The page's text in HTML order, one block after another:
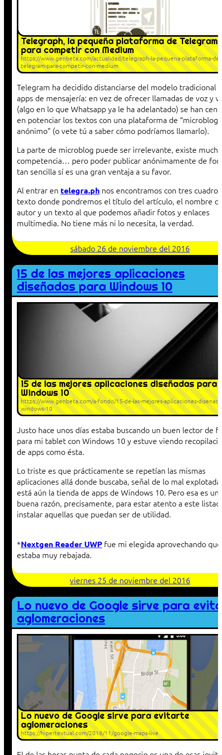
Telegraph, la pequeña plataforma de Telegram
para competir con Medium
https://www.genbeta.com/actualidad/telegraph-la-pequena-plataforma-de-
telegram-para-competir-con-medium
Telegram ha decidido distanciarse del modelo tradicional
apps de mensajería: en vez de ofrecer llamadas de voz y
(algo en lo que Whatsapp ya le ha adelantado) se han
en potenciar los textos con una plataforma de
anónimo” (o vete tú a saber cómo podríamos llamarlo).
La parte de microblog puede ser irrelevante, existe mucha
competencia… pero poder publicar anónimamente de
tan sencilla sí es una gran ventaja a su favor.
Al entrar en telegra.ph nos encontramos con tres
texto donde pondremos el título del artículo, el nombre
autor y un texto al que podemos añadir fotos y enlaces
multimedia. No tiene más ni lo necesita, la verdad.
sábado 26 de noviembre del 2016
15 de las mejores aplicaciones
diseñadas para Windows 10
15 de las mejores aplicaciones diseñadas para
Windows 10
https://www.genbeta.com/a-fondo/15-de-las-mejores-aplicaciones-
windows-10
Justo hace unos días estaba buscando un buen lector de
para mi tablet con Windows 10 y estuve viendo
de apps como ésta.
Lo triste es que prácticamente se repetían las mismas
aplicaciones allá donde buscaba, señal de lo mal
está aún la tienda de apps de Windows 10. Pero esa es
buena razón, precisamente, para estar atento a este
instalar aquellas que puedan ser de utilidad.
*Nextgen Reader UWP fue mi elegida aprovechando que
estaba muy rebajada.
viernes 25 de noviembre del 2016
Lo nuevo de Google sirve para
aglomeraciones
Lo nuevo de Google sirve para evitarte
aglomeraciones
https://hipertextual.com/2016/11/google-maps-live